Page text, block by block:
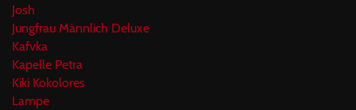
Josh
Jungfrau Männlich Deluxe
Kafvka
Kapelle Petra
Kiki Kokolores
Lampe